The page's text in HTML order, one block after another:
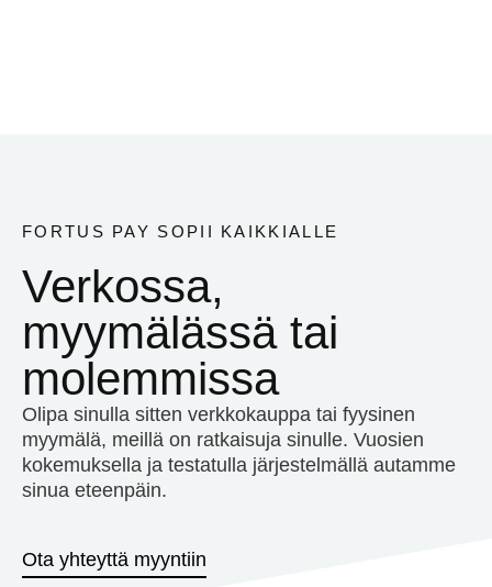
FORTUS PAY SOPII KAIKKIALLE
Verkossa,
myymälässä tai
molemmissa
Olipa sinulla sitten verkkokauppa tai fyysinen
myymälä, meillä on ratkaisuja sinulle. Vuosien
kokemuksella ja testatulla järjestelmällä autamme
sinua eteenpäin.
Ota yhteyttä myyntiin